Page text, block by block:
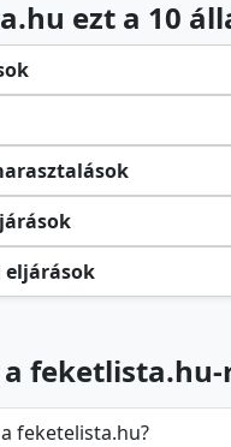
ezt a 10
eljárások
feketelista.hu?